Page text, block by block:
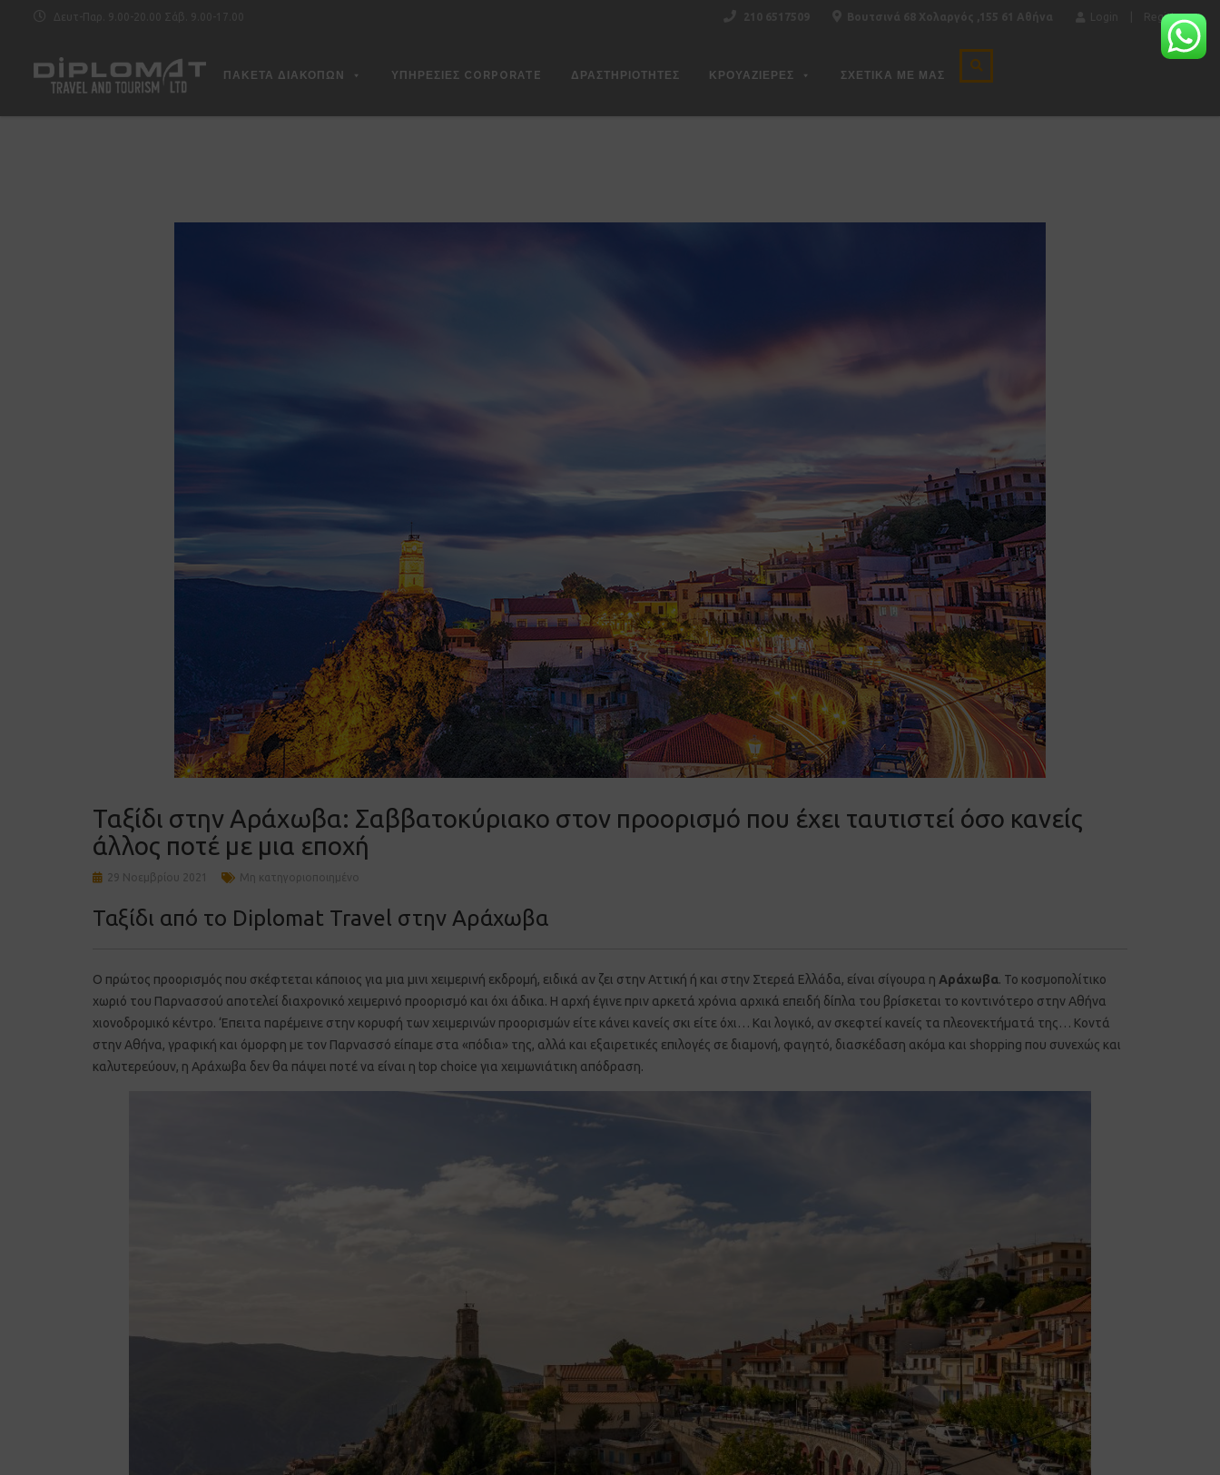
Register
ΠΑΚΕΤΑ ΔΙΑΚΟΠΩΝ ΥΠΗΡΕΣΊΕΣ CORPORATE ΔΡΑΣΤΗΡΙΌΤΗΤΕΣ ΚΡΟΥΑΖΙΕΡΕΣ ΣΧΕΤΙΚΆ ΜΕ ΜΑΣ
Ταξίδι στην Αράχωβα: Σαββατοκύριακο στον προορισμό που έχει ταυτιστεί όσο κανείς
άλλος ποτέ με μια εποχή
29 Νοεμβρίου 2021 Μη κατηγοριοποιημένο
Ταξίδι από το Diplomat Travel στην Αράχωβα
Ο πρώτος προορισμός που σκέφτεται κάποιος για μια μινι χειμερινή εκδρομή, ειδικά αν ζει στην Αττική ή και στην Στερεά Ελλάδα, είναι σίγουρα η Αράχωβα. Το κοσμοπολίτικο
χωριό του Παρνασσού αποτελεί διαχρονικό χειμερινό προορισμό και όχι άδικα. Η αρχή έγινε πριν αρκετά χρόνια αρχικά επειδή δίπλα του βρίσκεται το κοντινότερο στην Αθήνα
χιονοδρομικό κέντρο. ‘Επειτα παρέμεινε στην κορυφή των χειμερινών προορισμών είτε κάνει κανείς σκι είτε όχι… Και λογικό, αν σκεφτεί κανείς τα πλεονεκτήματά της… Κοντά
στην Αθήνα, γραφική και όμορφη με τον Παρνασσό είπαμε στα «πόδια» της, αλλά και εξαιρετικές επιλογές σε διαμονή, φαγητό, διασκέδαση ακόμα και shopping που συνεχώς και
καλυτερεύουν, η Αράχωβα δεν θα πάψει ποτέ να είναι η top choice για χειμωνιάτικη απόδραση.